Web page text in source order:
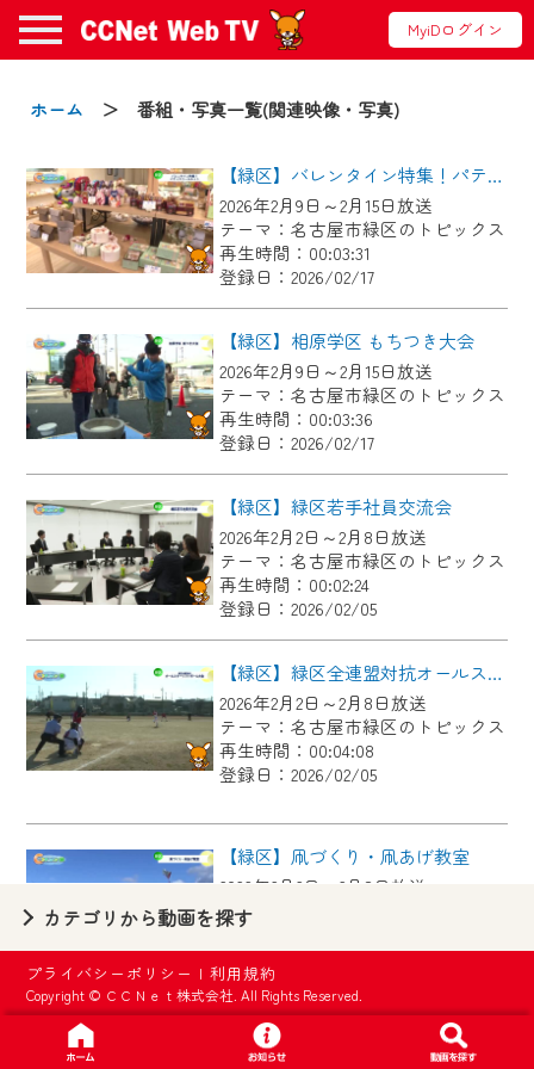
MyiDログイン
ホーム ＞ 番組・写真一覧(関連映像・写真)
【緑区】バレンタイン特集！パティスリールルット
2026年2月9日～2月15日放送
テーマ：名古屋市緑区のトピックス
再生時間：00:03:31
登録日：2026/02/17
【緑区】相原学区 もちつき大会
2026年2月9日～2月15日放送
テーマ：名古屋市緑区のトピックス
再生時間：00:03:36
登録日：2026/02/17
【緑区】緑区若手社員交流会
2026年2月2日～2月8日放送
テーマ：名古屋市緑区のトピックス
再生時間：00:02:24
登録日：2026/02/05
【緑区】緑区全連盟対抗オールスターソフトボール大会
2026年2月2日～2月8日放送
テーマ：名古屋市緑区のトピックス
再生時間：00:04:08
登録日：2026/02/05
【緑区】凧づくり・凧あげ教室
2026年2月2日～2月8日放送
テーマ：名古屋市緑区のトピックス
再生時間：00:02:55
登録日：2026/02/05
【緑区】有松天満社で伝統の左義長
2026年2月2日～2月8日放送
カテゴリから動画を探す
プライバシーポリシー |利用規約
Copyright © ＣＣＮｅｔ株式会社. All Rights Reserved.
お知らせ
2024/09/02
動画配信サービス『CCNet Web TV』は2024
年9月24日からリニューアルします！
【変更点】
◆デザイン変更により、お住まいの地域
の動画コンテンツが一目瞭然。
◆当社アプリやＰＣブラウザから、いつ
でも・どこでも・外出先でも！
CCNetサービスエリア20市町の地域情報
番組をご視聴いただけます！
【ご注意】
2024年9月24日からはご加入者様へのサー
ビス向上のため、
『CCNet Web TV』を利用いただくには、
一部コンテンツを除き、
CCNetサービスへの加入と『CCNetマイ
ページ※』へのログインが必要となりま
す。
いたします。
要となります。
※MyIDとは、CCNet Web TVを含むCCNetの
各種サービスをご利用頂くためのIDです。
IDはお客様が使っているメールアドレス
で設定できます。